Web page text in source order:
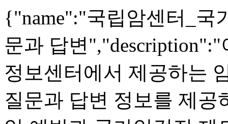
{"name":"국립암센터_국
문과 답변
정보센터에서 제공하는
질문과 답변 정보를 제공